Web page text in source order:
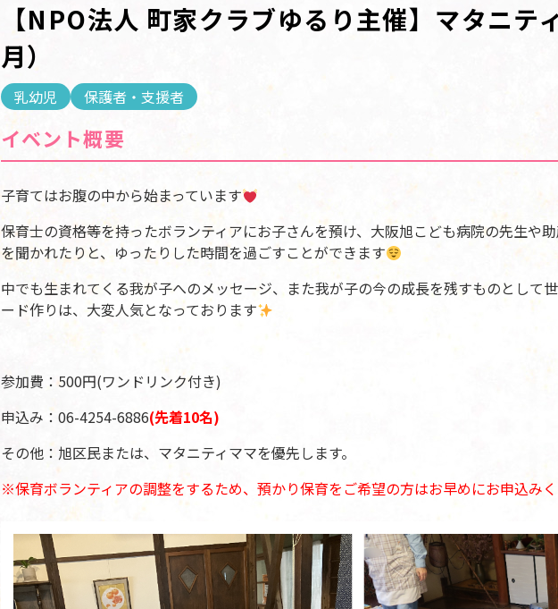
【NPO法人 町家クラブゆるり主催】マタニテ
月）
乳幼児 保護者・支援者
イベント概要
子育てはお腹の中から始まっています
保育士の資格等を持ったボランティアにお子さんを預け、大阪旭こども病院の先生や
を聞かれたりと、ゆったりした時間を過ごすことができます
中でも生まれてくる我が子へのメッセージ、また我が子の今の成長を残すものとして
ード作りは、大変人気となっております
参加費：500円(ワンドリンク付き)
申込み：06-4254-6886(先着10名)
その他：旭区民または、マタニティママを優先します。
※保育ボランティアの調整をするため、預かり保育をご希望の方はお早めにお申込み